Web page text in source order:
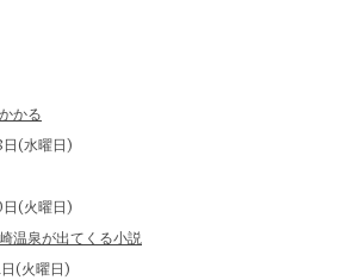
かる
(水曜日)
(火曜日)
温泉が出てくる小説
(火曜日)